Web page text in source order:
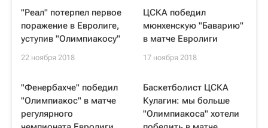
"Реал" потерпел первое
поражение в Евролиге,
уступив "Олимпиакосу"
22 ноября 2018
ЦСКА победил
мюнхенскую "Баварию"
в матче Евролиги
17 ноября 2018
"Фенербахче" победил
"Олимпиакос" в матче
регулярного
Баскетболист ЦСКА
Кулагин: мы больше
"Олимпиакоса" хотели